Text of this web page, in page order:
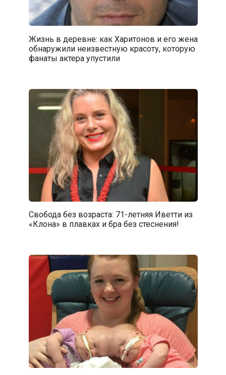
Жизнь в деревне: как Харитонов и его жена
обнаружили неизвестную красоту, которую
фанаты актера упустили
Свобода без возраста: 71-летняя Иветти из
«Клона» в плавках и бра без стеснения!